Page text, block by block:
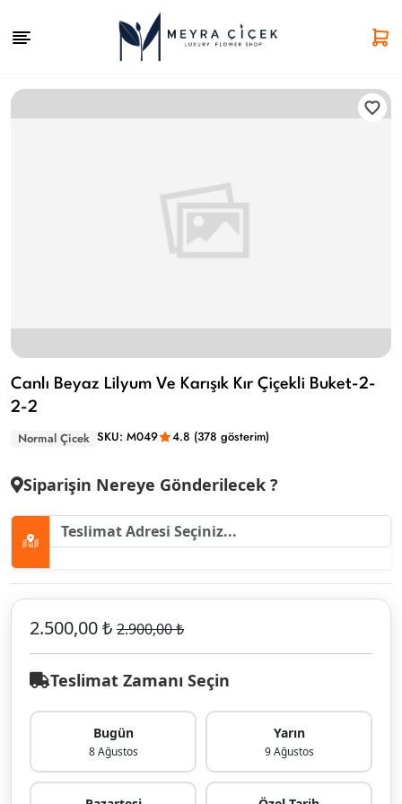
Canlı Beyaz Lilyum Ve Karışık Kır Çiçekli Buket-2-
2-2
Normal Çicek SKU: M049 4.8 (378 gösterim)
Siparişin Nereye Gönderilecek ?
2.500,00 ₺ 2.900,00 ₺
Teslimat Zamanı Seçin
Bugün
8 Ağustos
Yarın
9 Ağustos